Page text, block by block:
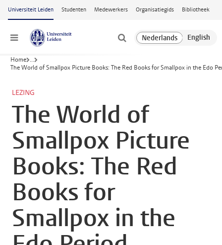
Ga naar hoofdinhoud
Universiteit Leiden Studenten Medewerkers Organisatiegids Bibliotheek
Menu
Home ...
The World of Smallpox Picture Books: The Red Books for Smallpox in the Edo
LEZING
The World of
Smallpox Picture
Books: The Red
Books for
Smallpox in the